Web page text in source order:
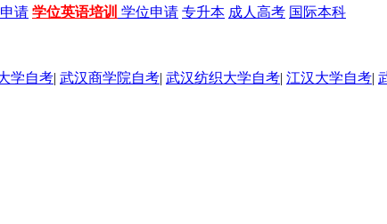
请 学位英语培训 学位申请 专升本 成人高考 国际本科
学自考| 武汉商学院自考| 武汉纺织大学自考| 江汉大学自考|